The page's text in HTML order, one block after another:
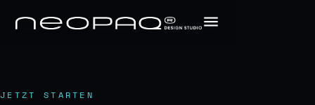
JETZT STARTEN